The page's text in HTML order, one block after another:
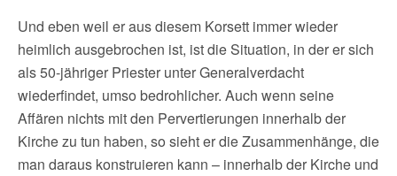
Und eben weil er aus diesem Korsett immer wieder
heimlich ausgebrochen ist, ist die Situation, in der er sich
als 50-jähriger Priester unter Generalverdacht
wiederfindet, umso bedrohlicher. Auch wenn seine
Affären nichts mit den Pervertierungen innerhalb der
Kirche zu tun haben, so sieht er die Zusammenhänge, die
man daraus konstruieren kann – innerhalb der Kirche und